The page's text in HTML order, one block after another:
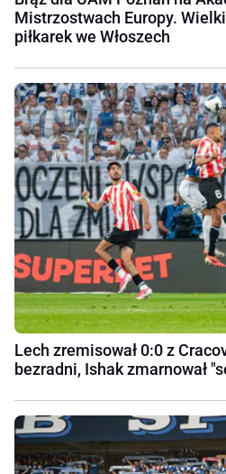
Mistrzostwach Europy.
piłkarek we Włoszech
Lech zremisował 0:0 z
bezradni, Ishak zmarnował